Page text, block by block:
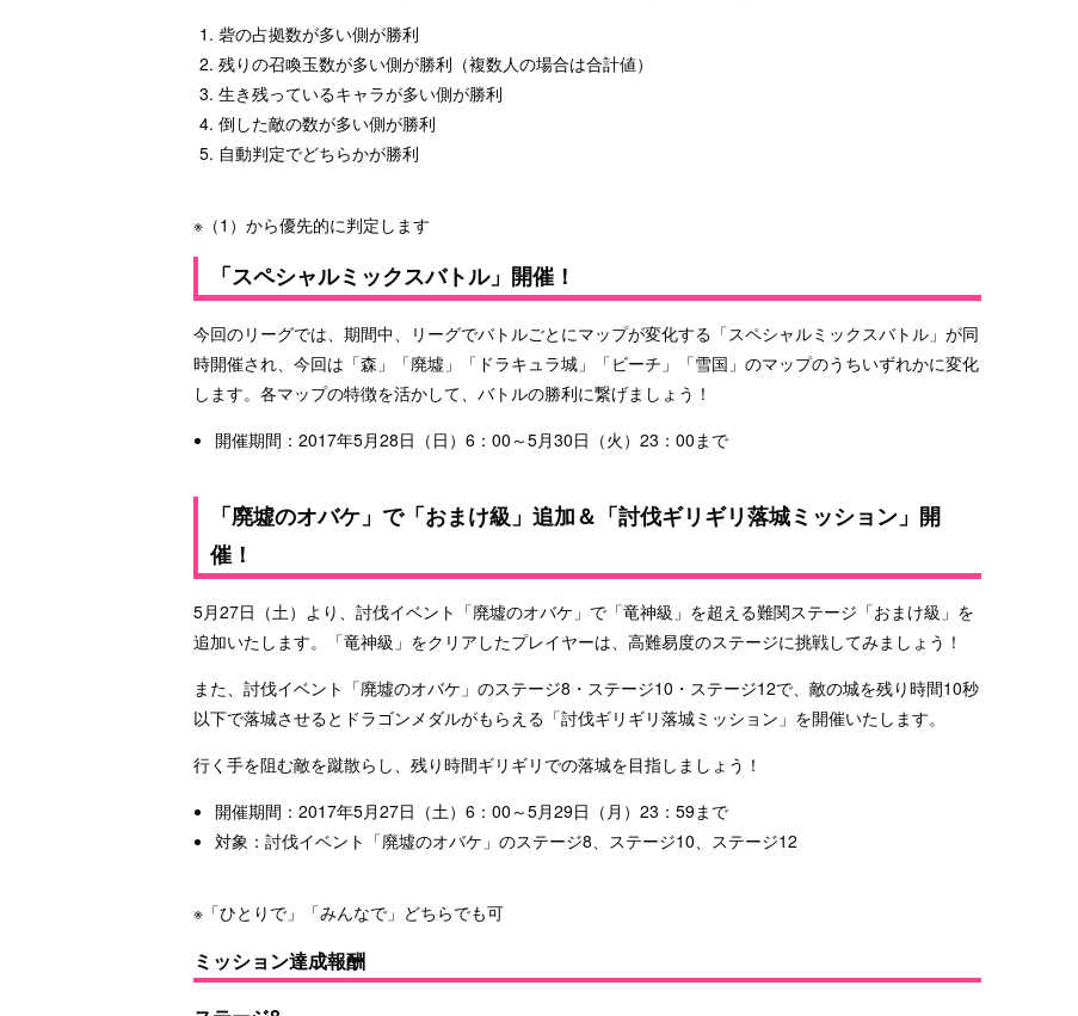
砦の占拠数が多い側が勝利
残りの召喚玉数が多い側が勝利（複数人の場合は合計値）
生き残っているキャラが多い側が勝利
倒した敵の数が多い側が勝利
自動判定でどちらかが勝利
※（1）から優先的に判定します
「スペシャルミックスバトル」開催！
今回のリーグでは、期間中、リーグでバトルごとにマップが変化する「スペシャルミックスバトル」が同
時開催され、今回は「森」「廃墟」「ドラキュラ城」「ビーチ」「雪国」のマップのうちいずれかに変化
します。各マップの特徴を活かして、バトルの勝利に繋げましょう！
開催期間：2017年5月28日（日）6：00～5月30日（火）23：00まで
「廃墟のオバケ」で「おまけ級」追加＆「討伐ギリギリ落城ミッション」開
催！
5月27日（土）より、討伐イベント「廃墟のオバケ」で「竜神級」を超える難関ステージ「おまけ級」を
追加いたします。「竜神級」をクリアしたプレイヤーは、高難易度のステージに挑戦してみましょう！
また、討伐イベント「廃墟のオバケ」のステージ8・ステージ10・ステージ12で、敵の城を残り時間10秒
以下で落城させるとドラゴンメダルがもらえる「討伐ギリギリ落城ミッション」を開催いたします。
行く手を阻む敵を蹴散らし、残り時間ギリギリでの落城を目指しましょう！
開催期間：2017年5月27日（土）6：00～5月29日（月）23：59まで
対象：討伐イベント「廃墟のオバケ」のステージ8、ステージ10、ステージ12
※「ひとりで」「みんなで」どちらでも可
ミッション達成報酬